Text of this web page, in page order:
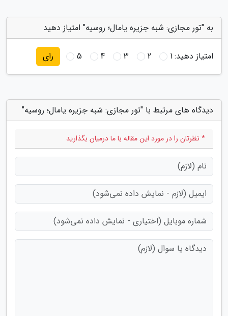
به "تور مجازی: شبه جزیره یامال؛ روسیه" امتیاز دهید
امتیاز دهید:1
2
3
4
5 رای
دیدگاه های مرتبط با "تور مجازی: شبه جزیره یامال؛ روسیه"
* نظرتان را در مورد این مقاله با ما درمیان بگذارید